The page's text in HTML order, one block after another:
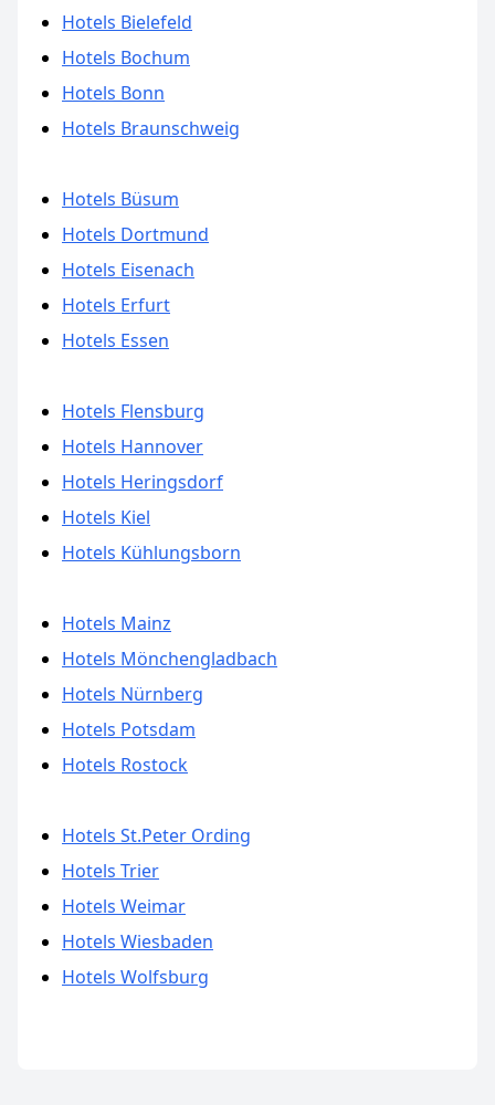
Hotels Bielefeld
Hotels Bochum
Hotels Bonn
Hotels Braunschweig
Hotels Büsum
Hotels Dortmund
Hotels Eisenach
Hotels Erfurt
Hotels Essen
Hotels Flensburg
Hotels Hannover
Hotels Heringsdorf
Hotels Kiel
Hotels Kühlungsborn
Hotels Mainz
Hotels Mönchengladbach
Hotels Nürnberg
Hotels Potsdam
Hotels Rostock
Hotels St.Peter Ording
Hotels Trier
Hotels Weimar
Hotels Wiesbaden
Hotels Wolfsburg